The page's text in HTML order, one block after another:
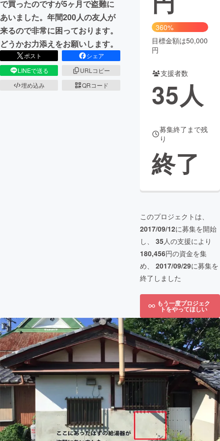
CAMPFIRE for Social Good
CAMPFIRE Creation
CAMPFIREふるさと納税
コミュニティ
で買ったのですが5ヶ月で盗難に
あいました。年間200人の友人が
来るので非常に困っております。
どうかお力添えをお願いします。
ポスト
シェア
LINEで送る
URLコピー
埋め込み
QRコード
360%
目標金額は50,000
円
支援者数
35人
募集終了まで残
り
終了
このプロジェクトは、
2017/09/12に募集を開始
し、 35人の支援により
180,456円の資金を集
め、 2017/09/29に募集を
終了しました
もう一度プロジェク
トをやってほしい